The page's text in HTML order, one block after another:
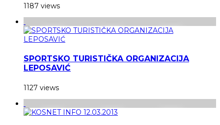
1187 views
SPORTSKO TURISTIČKA ORGANIZACIJA
LEPOSAVIĆ
1127 views